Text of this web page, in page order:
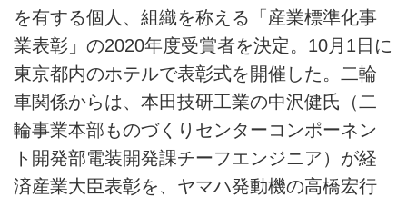
を有する個人、組織を称える「産業標準化事
業表彰」の2020年度受賞者を決定。10月1日に
東京都内のホテルで表彰式を開催した。二輪
車関係からは、本田技研工業の中沢健氏（二
輪事業本部ものづくりセンターコンポーネン
ト開発部電装開発課チーフエンジニア）が経
済産業大臣表彰を、ヤマハ発動機の高橋宏行